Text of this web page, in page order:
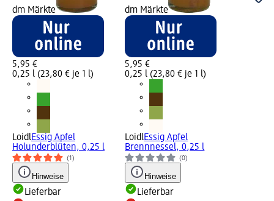
dm Märkte
5,95 €
0,25 l (23,80 € je 1 l)
LoidlEssig Apfel
Holunderblüten, 0,25 l
(1)
Hinweise
Lieferbar
dm Märkte
5,95 €
0,25 l (23,80 € je 1 l)
LoidlEssig Apfel
Brennnessel, 0,25 l
(0)
Hinweise
Lieferbar